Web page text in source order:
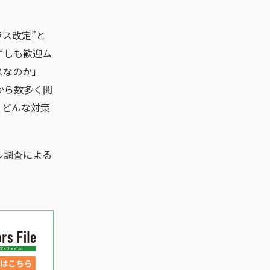
改定”と
も歓迎ム
のか」
ら数多く聞
んな対策
査による